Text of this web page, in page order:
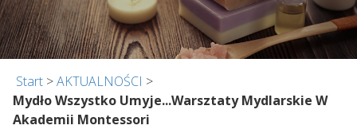
Start >AKTUALNOŚCI >
Mydło Wszystko Umyje...warsztaty Mydlarskie W
Akademii Montessori